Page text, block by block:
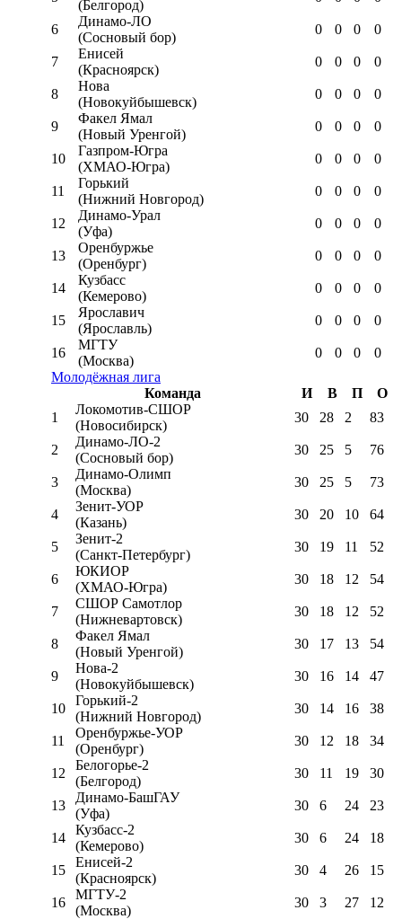
(Белгород)
6
Динамо-ЛО
(Сосновый бор)
0 0 0 0
7
Енисей
(Красноярск)
0 0 0 0
8
Нова
(Новокуйбышевск)
0 0 0 0
9
Факел Ямал
(Новый Уренгой)
0 0 0 0
10
Газпром-Югра
(ХМАО-Югра)
0 0 0 0
11
Горький
(Нижний Новгород)
0 0 0 0
12
Динамо-Урал
(Уфа)
0 0 0 0
13
Оренбуржье
(Оренбург)
0 0 0 0
14
Кузбасс
(Кемерово)
0 0 0 0
15
Ярославич
(Ярославль)
0 0 0 0
16
МГТУ
(Москва)
0 0 0
0
Молодёжная лига
Команда
И В П
О
1
Локомотив-CШОР
(Новосибирск)
30 28 2 83
2
Динамо-ЛО-2
(Сосновый бор)
30 25 5 76
3
Динамо-Олимп
(Москва)
30 25 5 73
4
Зенит-УОР
(Казань)
30 20 10 64
5
Зенит-2
(Санкт-Петербург)
30 19 11 52
6
ЮКИОР
(ХМАО-Югра)
30 18 12 54
7
СШОР Самотлор
(Нижневартовск)
30 18 12 52
8
Факел Ямал
(Новый Уренгой)
30 17 13 54
9
Нова-2
(Новокуйбышевск)
30 16 14 47
10
Горький-2
(Нижний Новгород)
30 14 16 38
11
Оренбуржье-УОР
(Оренбург)
30 12 18 34
12
Белогорье-2
(Белгород)
30 11 19 30
13
Динамо-БашГАУ
(Уфа)
30 6 24 23
14
Кузбасс-2
(Кемерово)
30 6 24 18
15
Енисей-2
(Красноярск)
30 4 26 15
16
МГТУ-2
(Москва)
30 3 27 12